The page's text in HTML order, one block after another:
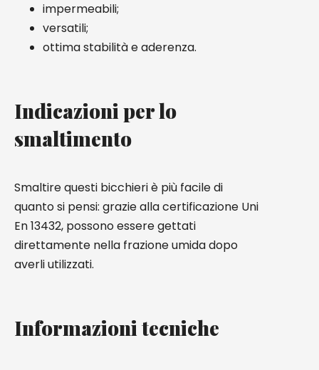
impermeabili;
versatili;
ottima stabilità e aderenza.
Indicazioni per lo
smaltimento
Smaltire questi bicchieri è più facile di
quanto si pensi: grazie alla certificazione Uni
En 13432, possono essere gettati
direttamente nella frazione umida dopo
averli utilizzati.
Informazioni tecniche